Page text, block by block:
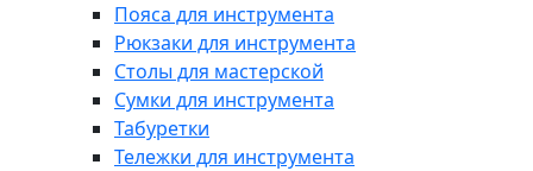
Пояса для инструмента
Рюкзаки для инструмента
Столы для мастерской
Сумки для инструмента
Табуретки
Тележки для инструмента